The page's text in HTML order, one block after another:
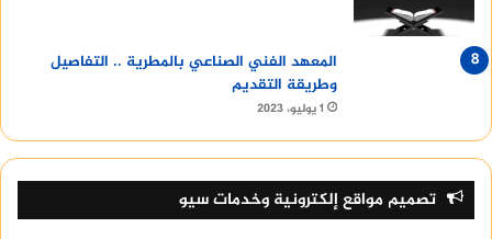
المعهد الفني الصناعي بالمطرية .. التفاصيل
وطريقة التقديم
1 يوليو، 2023
تصميم مواقع إلكترونية وخدمات سيو